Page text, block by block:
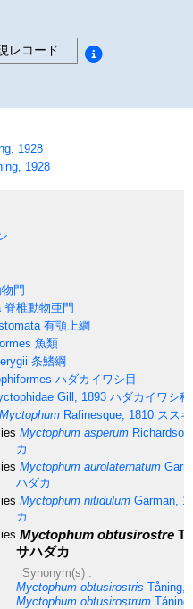
レコード
1928
1928
門
脊椎動物亜門
有顎上綱
魚類
条鰭綱
ハダカイワシ目
Gill, 1893 ハダカイワシ科
Myctophum Rafinesque, 1810 スス
Myctophum asperum
カ
Myctophum aurolaternatum
ハダカ
Myctophum nitidulum Garman,
カ
Myctophum obtusirostre
サハダカ
Synonym(s) :
Myctophum obtusirostris Tåning,
Myctophum obtusirostrum